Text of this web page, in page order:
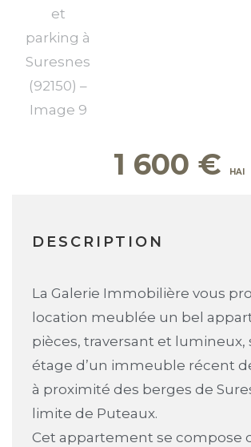
1 600 €
DESCRIPTION
La Galerie Immobilière vous
location meublée un bel
pièces, traversant et lumineux,
étage d’un immeuble récent
à proximité des berges de
limite de Puteaux.
Cet appartement se compose